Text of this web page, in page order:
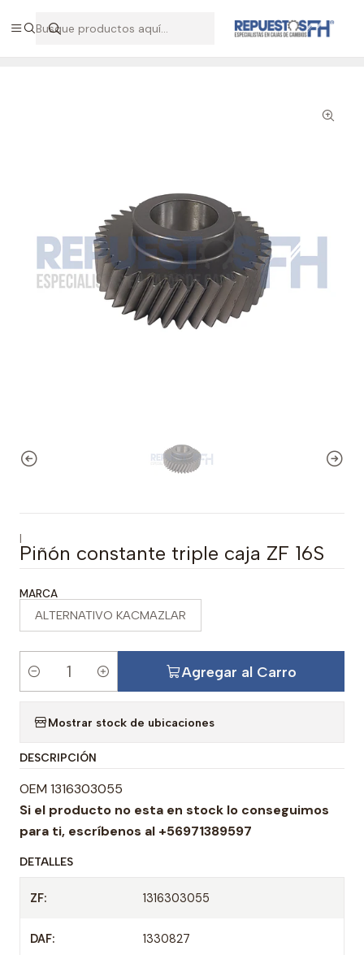
Hablemos por WhatsApp +56 9 7138 9597 / +56 9 8500 2568
|
Piñón constante triple caja ZF 16S
MARCA
ALTERNATIVO KACMAZLAR
i
d
a
d
Agregar al Carro
Mostrar stock de ubicaciones
DESCRIPCIÓN
OEM 1316303055
Si el producto no esta en stock lo conseguimos
para ti, escríbenos al +56971389597
DETALLES
ZF: 1316303055
DAF: 1330827